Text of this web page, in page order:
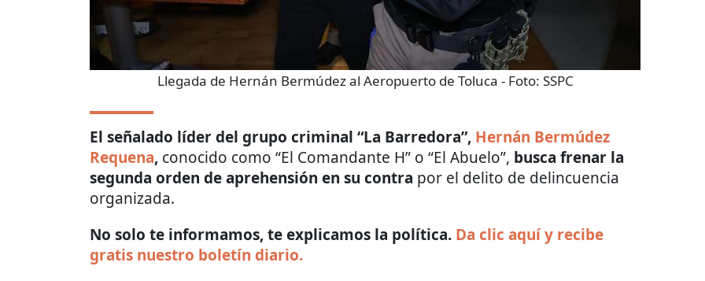
Llegada de Hernán Bermúdez al Aeropuerto de Toluca - Foto: SSPC
El señalado líder del grupo criminal “La Barredora”, Hernán Bermúdez
Requena, conocido como “El Comandante H” o “El Abuelo”, busca frenar la
segunda orden de aprehensión en su contra por el delito de delincuencia
organizada.
No solo te informamos, te explicamos la política. Da clic aquí y recibe
gratis nuestro boletín diario.